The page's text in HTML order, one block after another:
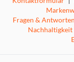
Fragen & Antworten
Nachhaltigkeit